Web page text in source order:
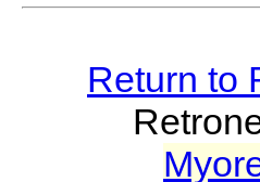
Return to